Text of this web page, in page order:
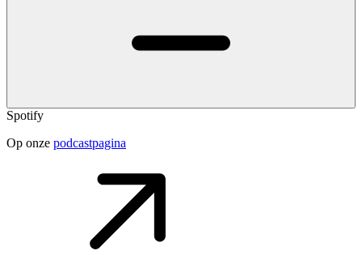
Spotify
Op onze podcastpagina